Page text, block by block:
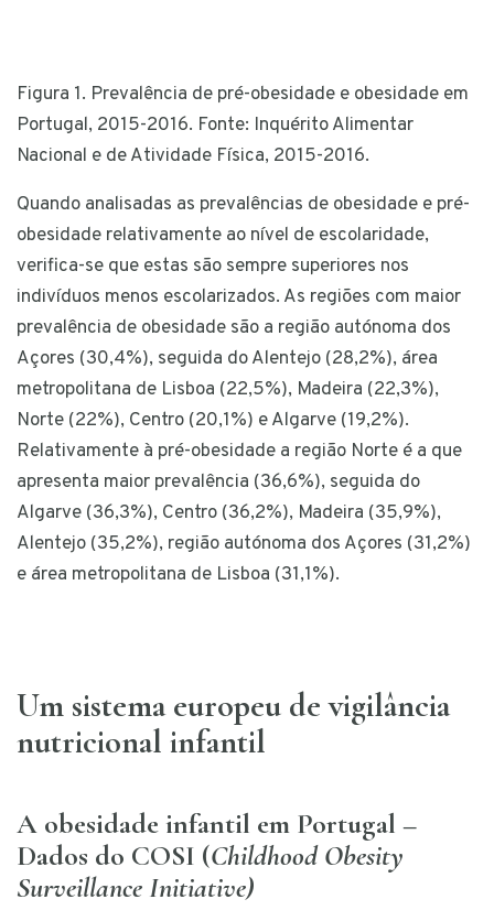
Figura 1. Prevalência de pré-obesidade e obesidade em
Portugal, 2015-2016. Fonte: Inquérito Alimentar
Nacional e de Atividade Física, 2015-2016.
Quando analisadas as prevalências de obesidade e pré-
obesidade relativamente ao nível de escolaridade,
verifica-se que estas são sempre superiores nos
indivíduos menos escolarizados. As regiões com maior
prevalência de obesidade são a região autónoma dos
Açores (30,4%), seguida do Alentejo (28,2%), área
metropolitana de Lisboa (22,5%), Madeira (22,3%),
Norte (22%), Centro (20,1%) e Algarve (19,2%).
Relativamente à pré-obesidade a região Norte é a que
apresenta maior prevalência (36,6%), seguida do
Algarve (36,3%), Centro (36,2%), Madeira (35,9%),
Alentejo (35,2%), região autónoma dos Açores (31,2%)
e área metropolitana de Lisboa (31,1%).
Um sistema europeu de vigilância
nutricional infantil
A obesidade infantil em Portugal –
Dados do COSI (Childhood Obesity
Surveillance Initiative)